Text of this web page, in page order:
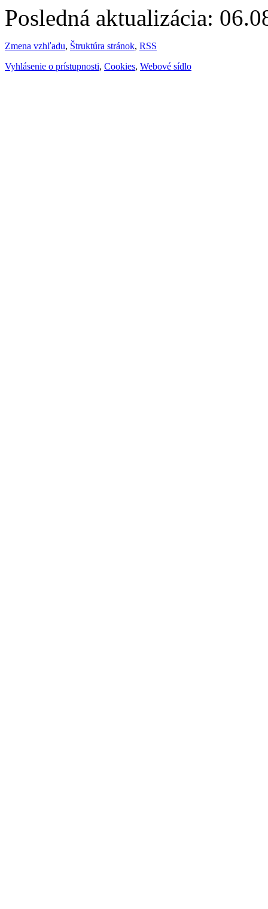
Posledná aktualizácia:
Zmena vzhľadu, Štruktúra stránok, RSS
Vyhlásenie o prístupnosti, Cookies, Webové sídlo